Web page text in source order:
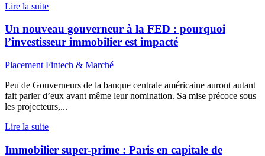
Lire la suite
Un nouveau gouverneur à la FED : pourquoi
l’investisseur immobilier est impacté
Placement Fintech & Marché
Peu de Gouverneurs de la banque centrale américaine auront autant
fait parler d’eux avant même leur nomination. Sa mise précoce sous
les projecteurs,...
Lire la suite
Immobilier super-prime : Paris en capitale de